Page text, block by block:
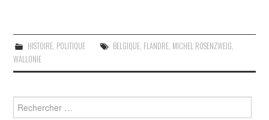
HISTOIRE, POLITIQUE BELGIQUE, FLANDRE, MICHEL ROSENZWEIG,
WALLONIE
Search
for: